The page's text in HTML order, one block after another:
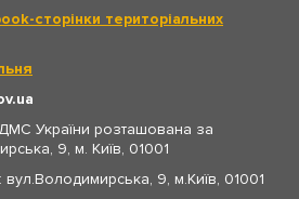
сторінки територіальних
України розташована за
9, м. Київ, 01001
9, м.Київ, 01001